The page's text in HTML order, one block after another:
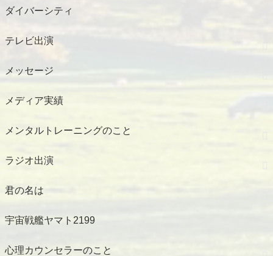
ダイバーシティ
テレビ出演
メッセージ
メディア実績
メンタルトレーニングのこと
ラジオ出演
君の名は
宇宙戦艦ヤマト2199
心理カウンセラーのこと